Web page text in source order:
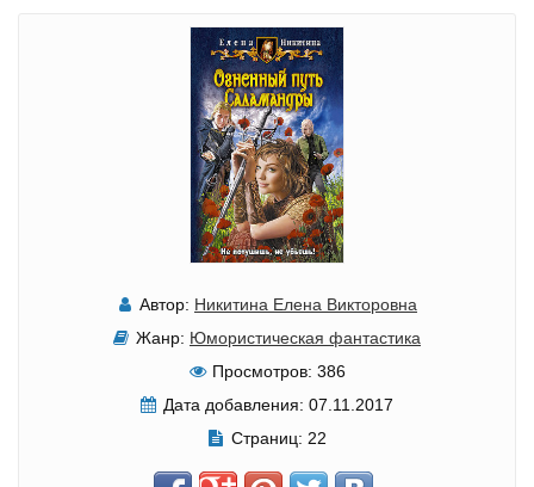
Автор: Никитина Елена Викторовна
Жанр: Юмористическая фантастика
Просмотров: 386
Дата добавления: 07.11.2017
Страниц: 22